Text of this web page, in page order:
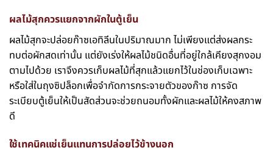
ผลไม้สุกควรแยกจากผักในตู้เย็น
ผลไม้สุกจะปล่อยก๊าซเอทิลีนในปริมาณมาก ไม่เพียงแต่ส่งผลกระ
ทบต่อผักสดเท่านั้น แต่ยังเร่งให้ผลไม้ชนิดอื่นที่อยู่ใกล้เคียงสุกงอม
ตามไปด้วย เราจึงควรเก็บผลไม้ที่สุกแล้วแยกไว้ในช่องเก็บเฉพาะ
หรือใส่ในถุงซิปล็อกเพื่อจำกัดการกระจายตัวของก๊าซ การจัด
ระเบียบตู้เย็นให้เป็นสัดส่วนจะช่วยถนอมทั้งผักและผลไม้ให้คงสภาพ
ดี
ใช้เทคนิคแช่เย็นแทนการปล่อยไว้ข้างนอก